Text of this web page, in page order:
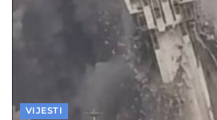
VIJESTI